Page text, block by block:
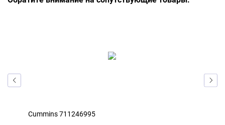
Cummins 711246995